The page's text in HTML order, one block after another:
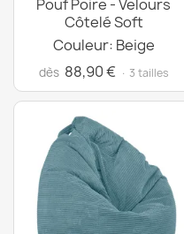
Pouf Poire - Velours
Côtelé Soft
Couleur: Beige
dès 88,90 € · 3 tailles